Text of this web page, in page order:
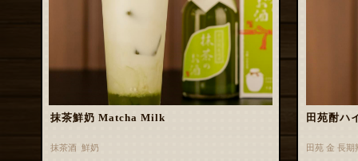
抹茶鮮奶 Matcha Milk
抹茶酒 鮮奶
田苑酎ハ
田苑 金 長